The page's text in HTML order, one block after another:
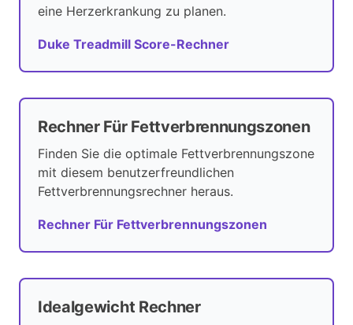
eine Herzerkrankung zu planen.
Duke Treadmill Score-Rechner
Rechner Für Fettverbrennungszonen
Finden Sie die optimale Fettverbrennungszone
mit diesem benutzerfreundlichen
Fettverbrennungsrechner heraus.
Rechner Für Fettverbrennungszonen
Idealgewicht Rechner